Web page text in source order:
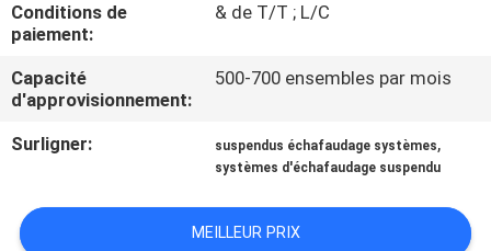
CONTRÔLE
QUALITÉ
CONTACTEZ-
NOUS
Conditions de
paiement:
& de T/T ; L/C
Capacité
d'approvisionnement:
500-700 ensembles par mois
Surligner: suspendus échafaudage systèmes,
systèmes d'échafaudage suspendu
MEILLEUR PRIX